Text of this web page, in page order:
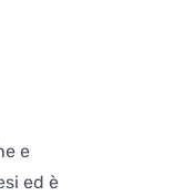
e
ed è